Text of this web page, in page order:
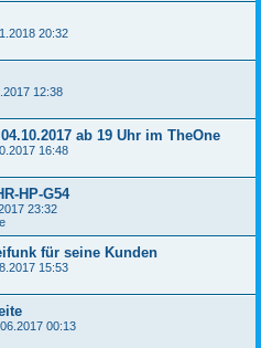
20:32
12:38
ab 19 Uhr im TheOne
16:48
HP-G54
23:32
für seine Kunden
15:53
00:13